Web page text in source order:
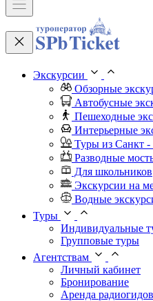
Экскурсии
Обзорные
Автобусные
Пешеходные
Интерьерные
Туры из Санкт -
Разводные
Для школьников
Экскурсии на
Водные
Туры
Индивидуальные
Групповые туры
Агентствам
Личный кабинет
Бронирование
Аренда радиогидов